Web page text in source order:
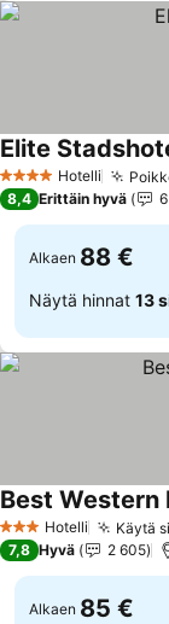
4 Tähtiluokitus
Hotelli
Elite
8,4 Erittäin hyvä
Alkaen 88 €
Näytä hinnat 13
3 Tähtiluokitus
Hotelli Käytä
Best Western
7,8 Hyvä 2 605
Alkaen 85 €